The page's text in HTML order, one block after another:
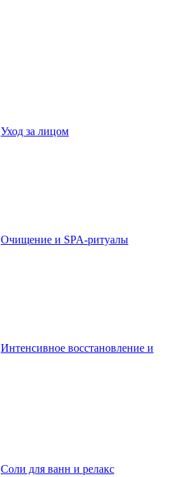
Уход за лицом
Очищение и SPA-ритуалы
Интенсивное восстановление и
Соли для ванн и релакс